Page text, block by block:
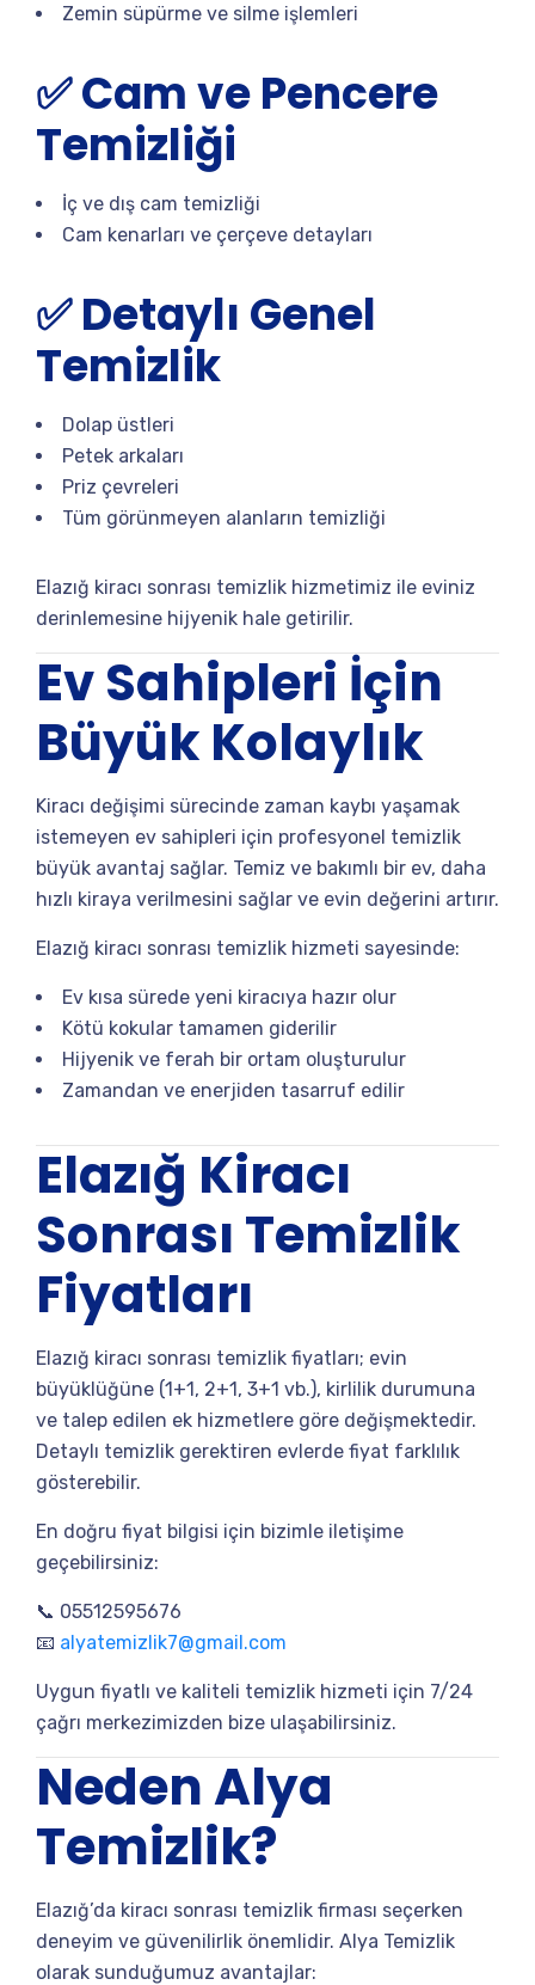
Zemin süpürme ve silme işlemleri
✅ Cam ve Pencere
Temizliği
İç ve dış cam temizliği
Cam kenarları ve çerçeve detayları
✅ Detaylı Genel
Temizlik
Dolap üstleri
Petek arkaları
Priz çevreleri
Tüm görünmeyen alanların temizliği
Elazığ kiracı sonrası temizlik hizmetimiz ile eviniz
derinlemesine hijyenik hale getirilir.
Ev Sahipleri İçin
Büyük Kolaylık
Kiracı değişimi sürecinde zaman kaybı yaşamak
istemeyen ev sahipleri için profesyonel temizlik
büyük avantaj sağlar. Temiz ve bakımlı bir ev, daha
hızlı kiraya verilmesini sağlar ve evin değerini artırır.
Elazığ kiracı sonrası temizlik hizmeti sayesinde:
Ev kısa sürede yeni kiracıya hazır olur
Kötü kokular tamamen giderilir
Hijyenik ve ferah bir ortam oluşturulur
Zamandan ve enerjiden tasarruf edilir
Elazığ Kiracı
Sonrası Temizlik
Fiyatları
Elazığ kiracı sonrası temizlik fiyatları; evin
büyüklüğüne (1+1, 2+1, 3+1 vb.), kirlilik durumuna
ve talep edilen ek hizmetlere göre değişmektedir.
Detaylı temizlik gerektiren evlerde fiyat farklılık
gösterebilir.
En doğru fiyat bilgisi için bizimle iletişime
geçebilirsiniz:
📞 05512595676
📧 alyatemizlik7@gmail.com
Uygun fiyatlı ve kaliteli temizlik hizmeti için 7/24
çağrı merkezimizden bize ulaşabilirsiniz.
Neden Alya
Temizlik?
Elazığ’da kiracı sonrası temizlik firması seçerken
deneyim ve güvenilirlik önemlidir. Alya Temizlik
olarak sunduğumuz avantajlar: